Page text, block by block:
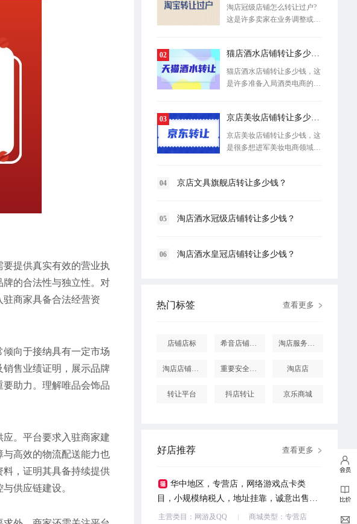
提供真实有效的营业执
的合法性与独立性。对
商家具备合法经营资
向于接纳具有一定市场
售业绩证明，展示品牌
助力。理解唯品会饰品
。平台要求入驻商家建
高效的物流配送能力也
，证明其具备持续提供
供应链建设。
淘店冠级店铺怎么转让过户?
这是许多卖家在业务调整或退
02 猫店酒水店铺转让多少钱？
猫店酒水店铺转让多少钱，这
是许多准备入局酒类电商的创
03 京店美妆店铺转让多少钱？
京店美妆店铺转让多少钱，这
是很多想进军美妆电商领域的
04 京店文具旗舰店转让多少钱？
05 淘店酒水冠级店铺转让多少钱？
06 淘店酒水皇冠店铺转让多少钱？
热门标签 查看更多
店铺店标 希音店铺购买 淘店服务市场
淘店店铺怎么投诉 重要安全提醒 淘店店
转让平台 抖店转让 京乐商城
好店推荐 查看更多
华中地区，专营店，网络游戏点卡类
目，小规模纳税人，地址挂靠，诚意出售，
欢迎咨询
主营类目：网游及QQ 商城类型：专营店